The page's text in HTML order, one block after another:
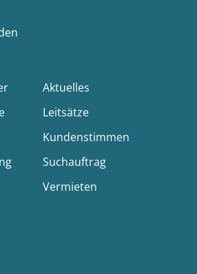
Aktuelles
Leitsätze
Kundenstimmen
Suchauftrag
Vermieten